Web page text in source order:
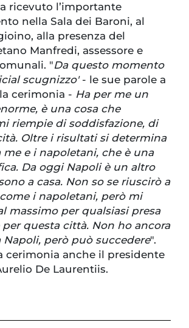
ricevuto l’importante
nella Sala dei Baroni, al
alla presenza del
Manfredi, assessore e
"Da questo momento
scugnizzo' - le sue parole a
cerimonia - Ha per me un
è una cosa che
riempie di soddisfazione, di
Oltre i risultati si determina
me e i napoletani, che è una
Da oggi Napoli è un altro
a casa. Non so se riuscirò a
i napoletani, però mi
massimo per qualsiasi presa
questa città. Non ho ancora
Napoli, però può succedere".
cerimonia anche il presidente
De Laurentiis.